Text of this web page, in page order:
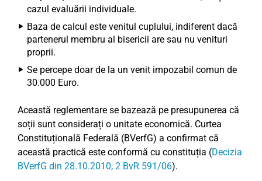
cazul evaluării individuale.
Baza de calcul este venitul cuplului, indiferent dacă
partenerul membru al bisericii are sau nu venituri
proprii.
Se percepe doar de la un venit impozabil comun de
30.000 Euro.
Această reglementare se bazează pe presupunerea că
soții sunt considerați o unitate economică. Curtea
Constituțională Federală (BVerfG) a confirmat că
această practică este conformă cu constituția (Decizia
BVerfG din 28.10.2010, 2 BvR 591/06).